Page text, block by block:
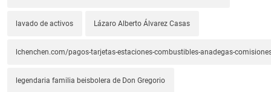
lavado de activos Lázaro Alberto Álvarez Casas
lchenchen.com/pagos-tarjetas-estaciones-combustibles-anadegas-
legendaria familia beisbolera de Don Gregorio